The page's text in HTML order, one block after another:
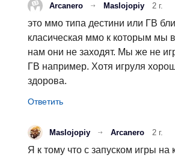
Arcanero Maslojopiy 2 г.
это ммо типа дестини или ГВ
класическая ммо к которым мы
нам они не заходят. Мы же не
ГВ например. Хотя игруля
здорова.
Maslojopiy Arcanero 2 г.
Я к тому что с запуском игры на